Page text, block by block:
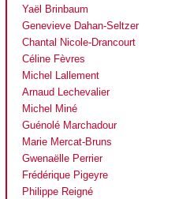
Yaël Brinbaum
Genevieve Dahan-Seltzer
Chantal Nicole-Drancourt
Céline Fèvres
Michel Lallement
Arnaud Lechevalier
Michel Miné
Guénolé Marchadour
Marie Mercat-Bruns
Gwenaëlle Perrier
Frédérique Pigeyre
Philippe Reigné